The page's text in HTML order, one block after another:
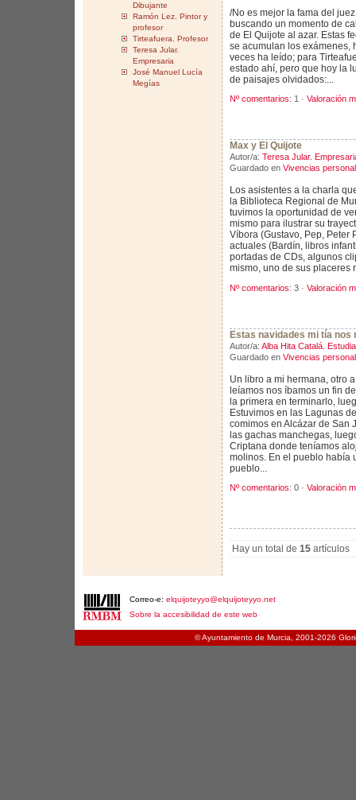
Dibujante
Ramón Lez. Pintor y
profesor
Tirteafuera. Profesor
Teresa Jular.
Empresaria
José Manuel Lucía
Megías
/No es mejor la fama del
buscando un momento de
de El Quijote al azar. Estas
se acumulan los exámenes,
veces ha leído; para
estado ahí, pero que hoy la
de paisajes olvidados:...
Nº comentarios: 1 · Valoración
Max y El Quijote
Autor/a: Teresa Jular.
Guardado en Vivencias
Los asistentes a la charla
la Biblioteca Regional de
tuvimos la oportunidad de
mismo para ilustrar su
Víbora (Gustavo, Pep, Peter
actuales (Bardín, libros
portadas de CDs, algunos
mismo, uno de sus placeres
Nº comentarios: 3 · Valoración
Estas navidades mi tía nos
Autor/a: Alba Hita Catalá.
Guardado en Vivencias
Un libro a mi hermana, otro
leíamos nos íbamos un fin
la primera en terminarlo,
Estuvimos en las Lagunas
comimos en Alcázar de San
las gachas manchegas,
Criptana donde teníamos
molinos. En el pueblo había
pueblo...
Nº comentarios: 0 · Valoración
Hay un total de 15 artículos
Correo-e: elquijoteyyo@elquijoteyyo.net
Sobre la accesibilidad de este web
© Ayuntamiento de Murcia, 2001-2026